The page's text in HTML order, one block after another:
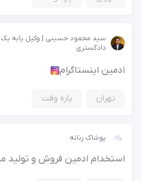
سيد محمود حسينى | وکیل پایه یک
دادگستری
ادمین اینستاگرام
تهران پاره وقت
پوشاک زنانه
استخدام ادمین فروش و تولید